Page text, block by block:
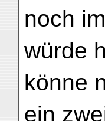
noch
würde
könne
ein